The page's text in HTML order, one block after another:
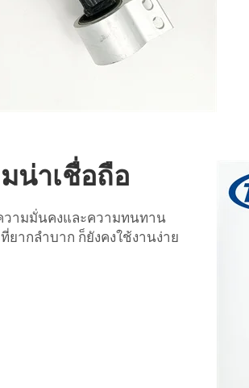
น่าเชื่อถือ
วามมั่นคงและความทนทาน
ากลำบาก ก็ยังคงใช้งานง่าย